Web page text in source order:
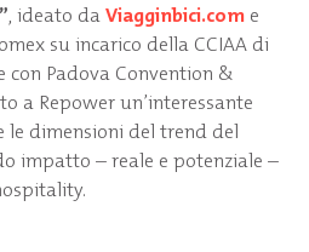
, ideato daViagginbici.com e
su incarico della CCIAA di
con Padova Convention &
a Repower un’interessante
le dimensioni del trend del
impatto – reale e potenziale –